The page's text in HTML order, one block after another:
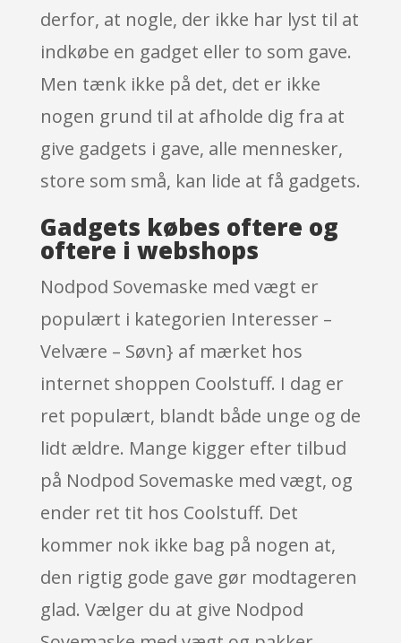
derfor, at nogle, der ikke har lyst til at
indkøbe en gadget eller to som gave.
Men tænk ikke på det, det er ikke
nogen grund til at afholde dig fra at
give gadgets i gave, alle mennesker,
store som små, kan lide at få gadgets.
Gadgets købes oftere og
oftere i webshops
Nodpod Sovemaske med vægt er
populært i kategorien Interesser –
Velvære – Søvn} af mærket hos
internet shoppen Coolstuff. I dag er
ret populært, blandt både unge og de
lidt ældre. Mange kigger efter tilbud
på Nodpod Sovemaske med vægt, og
ender ret tit hos Coolstuff. Det
kommer nok ikke bag på nogen at,
den rigtig gode gave gør modtageren
glad. Vælger du at give Nodpod